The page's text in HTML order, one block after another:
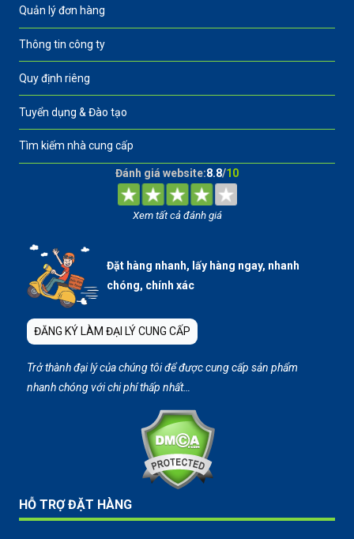
Quản lý đơn hàng
Thông tin công ty
Quy định riêng
Tuyển dụng & Đào tạo
Tìm kiếm nhà cung cấp
Đánh giá website:8.8/10
Xem tất cả đánh giá
Đặt hàng nhanh, lấy hàng ngay, nhanh
chóng, chính xác
ĐĂNG KÝ LÀM ĐẠI LÝ CUNG CẤP
Trở thành đại lý của chúng tôi để được cung cấp sản phẩm
nhanh chóng với chi phí thấp nhất…
HỖ TRỢ ĐẶT HÀNG